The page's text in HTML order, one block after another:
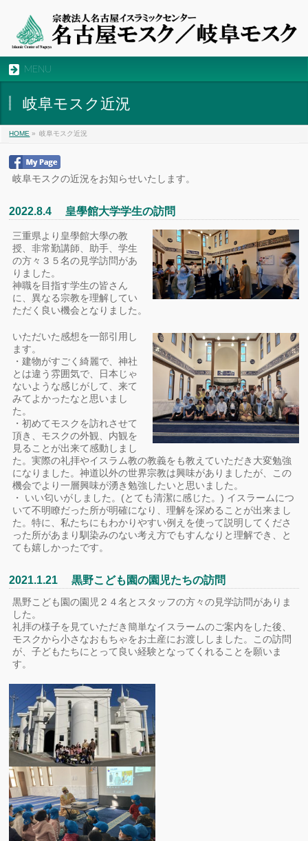
MENU
岐阜モスク近況
HOME » 岐阜モスク近況
岐阜モスクの近況をお知らせいたします。
2022.8.4 皇學館大学学生の訪問
三重県より皇學館大學の教
授、非常勤講師、助手、学生
の方々３５名の見学訪問があ
りました。
神職を目指す学生の皆さん
に、異なる宗教を理解してい
ただく良い機会となりました。
いただいた感想を一部引用し
ます。
・建物がすごく綺麗で、神社
とは違う雰囲気で、日本じゃ
ないような感じがして、来て
みてよかったなと思いまし
た。
・初めてモスクを訪れさせて
頂き、モスクの外観、内観を
見ることが出来て感動しまし
た。実際の礼拝やイスラム教の教義をも教えていただき大変勉強
になりました。神道以外の世界宗教は興味がありましたが、この
機会でより一層興味が湧き勉強したいと思いました。
・ いい匂いがしました。(とても清潔に感じた。) イスラームにつ
いて不明瞭だった所が明確になり、理解を深めることが出来まし
た。特に、私たちにもわかりやすい例えを使って説明してくださ
った所があまり馴染みのない考え方でもすんなりと理解でき、と
ても嬉しかったです。
2021.1.21 黒野こども園の園児たちの訪問
黒野こども園の園児２４名とスタッフの方々の見学訪問がありま
した。
礼拝の様子を見ていただき簡単なイスラームのご案内をした後、
モスクから小さなおもちゃをお土産にお渡ししました。この訪問
が、子どもたちにとって良い経験となってくれることを願いま
す。